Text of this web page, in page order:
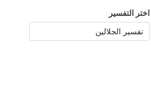
اختر التفسير